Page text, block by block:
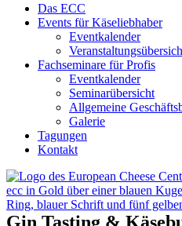
Das ECC
Events für Käseliebhaber
Eventkalender
Fachseminare für Profis
Eventkalender
Seminarübersicht
Allgemeine
Galerie
Tagungen
Kontakt
Gin Tasting &